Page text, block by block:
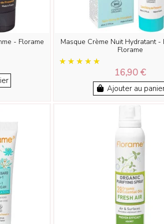
- Florame
Masque Crème Nuit Hydratant -
Florame
16,90 €
Ajouter au